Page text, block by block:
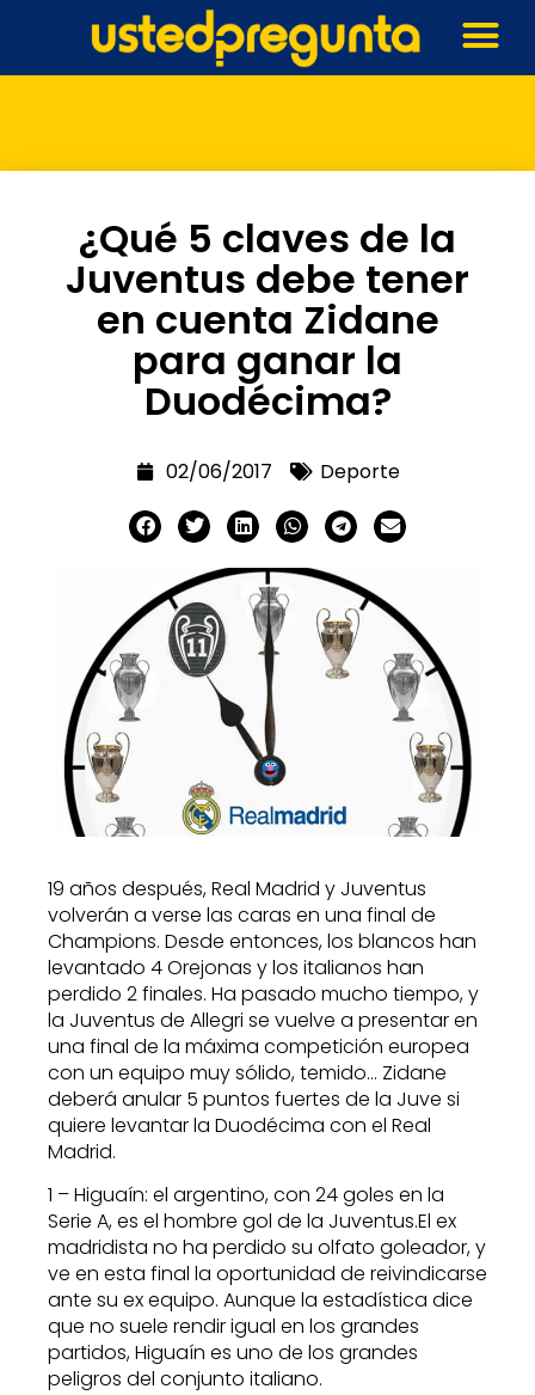
¿Qué 5 claves de la
Juventus debe tener
en cuenta Zidane
para ganar la
Duodécima?
02/06/2017 Deporte
19 años después, Real Madrid y Juventus
volverán a verse las caras en una final de
Champions. Desde entonces, los blancos han
levantado 4 Orejonas y los italianos han
perdido 2 finales. Ha pasado mucho tiempo, y
la Juventus de Allegri se vuelve a presentar en
una final de la máxima competición europea
con un equipo muy sólido, temido… Zidane
deberá anular 5 puntos fuertes de la Juve si
quiere levantar la Duodécima con el Real
Madrid.
1 – Higuaín: el argentino, con 24 goles en la
Serie A, es el hombre gol de la Juventus.El ex
madridista no ha perdido su olfato goleador, y
ve en esta final la oportunidad de reivindicarse
ante su ex equipo. Aunque la estadística dice
que no suele rendir igual en los grandes
partidos, Higuaín es uno de los grandes
peligros del conjunto italiano.